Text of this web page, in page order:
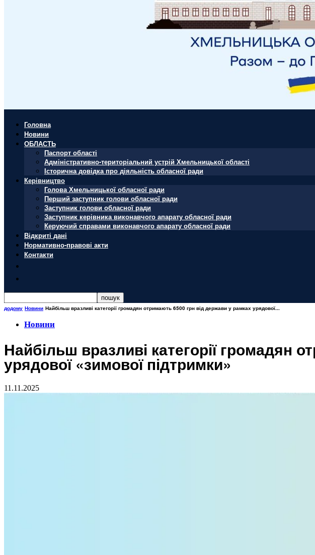
Головна
Новини
ОБЛАСТЬ
Паспорт області
Адміністративно-територіальний устрій Хмельницької області
Історична довідка про діяльність обласної ради
Керівництво
Голова Хмельницької обласної ради
Перший заступник голови обласної ради
Заступник голови обласної ради
Заступник керівника виконавчого апарату обласної ради
Керуючий справами виконавчого апарату обласної ради
Відкриті дані
Нормативно-правові акти
Контакти
додому Новини Найбільш вразливі категорії громадян отримають 6500 грн від держави у рамках урядової...
Новини
Найбільш вразливі категорії громадян
урядової «зимової підтримки»
11.11.2025